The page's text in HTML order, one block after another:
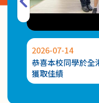
2026-06-01
Just Feel(感講)家長
2026-05-27
幼兒K-POP 舞動全城
2026-07-14
恭喜本校同學於全
獲取佳績